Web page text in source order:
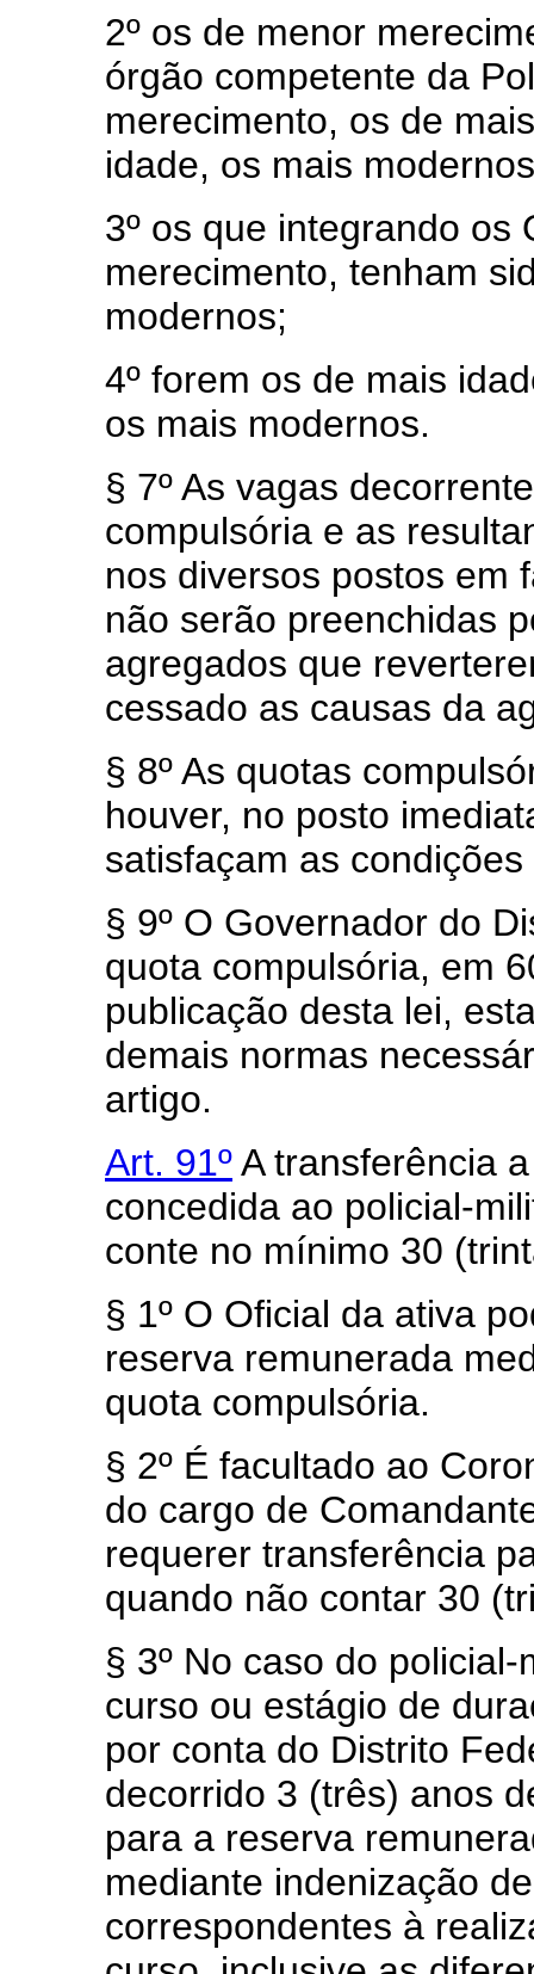
2º os de menor
órgão competente da
merecimento, os de
idade, os mais
3º os que integrando os
merecimento, tenham
modernos;
4º forem os de mais
os mais modernos.
§ 7º As vagas
compulsória e as
nos diversos postos em
não serão preenchidas
agregados que
cessado as causas da
§ 8º As quotas
houver, no posto
satisfaçam as
§ 9º O Governador do
quota compulsória, em
publicação desta lei,
demais normas
artigo.
Art. 91ºA transferência
concedida ao policial-
conte no mínimo 30
§ 1º O Oficial da ativa
reserva remunerada
quota compulsória.
§ 2º É facultado ao
do cargo de
requerer transferência
quando não contar 30
§ 3º No caso do
curso ou estágio de
por conta do Distrito
decorrido 3 (três) anos
para a reserva
mediante indenização
correspondentes à